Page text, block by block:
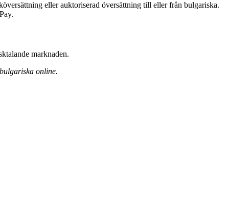
eller auktoriserad översättning till eller från bulgariska.
marknaden.
online.